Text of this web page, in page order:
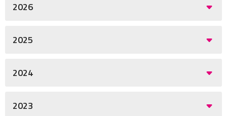
2026
2025
2024
2023